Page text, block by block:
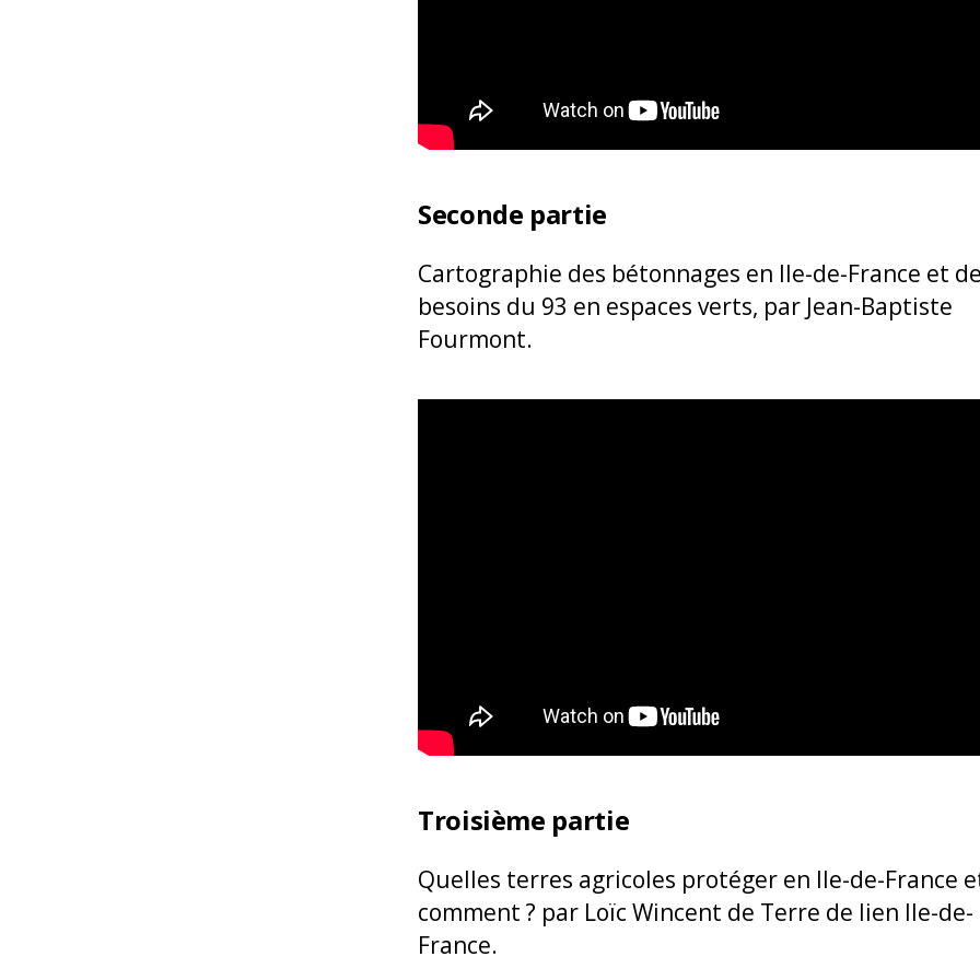
Seconde partie
Cartographie des bétonnages en Ile-de-France et
besoins du 93 en espaces verts, par Jean-Baptiste
Fourmont.
Troisième partie
Quelles terres agricoles protéger en Ile-de-France
comment ? par Loïc Wincent de Terre de lien Ile-de-
France.